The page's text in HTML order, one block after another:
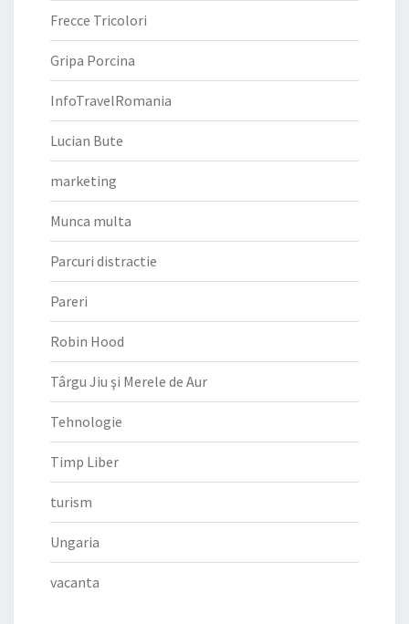
Frecce Tricolori
Gripa Porcina
InfoTravelRomania
Lucian Bute
marketing
Munca multa
Parcuri distractie
Pareri
Robin Hood
Târgu Jiu şi Merele de Aur
Tehnologie
Timp Liber
turism
Ungaria
vacanta